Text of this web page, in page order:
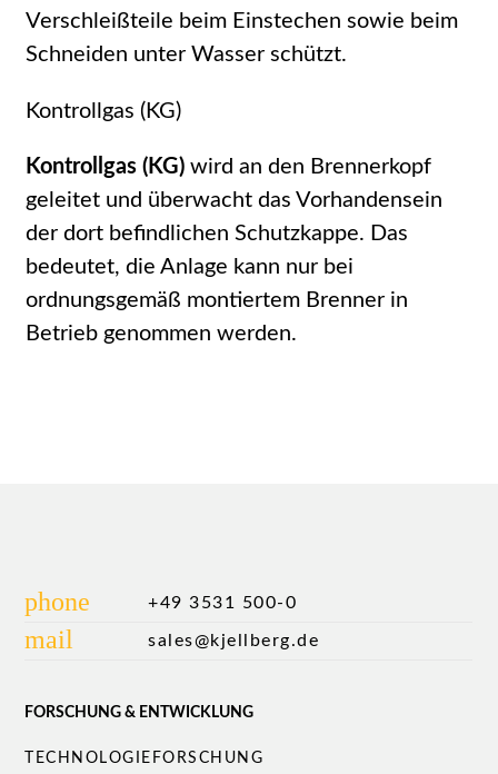
Verschleißteile beim Einstechen sowie beim
Schneiden unter Wasser schützt.
Kontrollgas (KG)
Kontrollgas (KG) wird an den Brennerkopf
geleitet und überwacht das Vorhandensein
der dort befindlichen Schutzkappe. Das
bedeutet, die Anlage kann nur bei
ordnungsgemäß montiertem Brenner in
Betrieb genommen werden.
phone +49 3531 500-0
mail sales@kjellberg.de
FORSCHUNG & ENTWICKLUNG
Navigation
TECHNOLOGIEFORSCHUNG